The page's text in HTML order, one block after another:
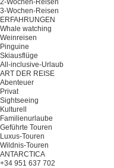
2-Wochen-Reisen
3-Wochen-Reisen
ERFAHRUNGEN
Whale watching
Weinreisen
Pinguine
Skiausflüge
All-inclusive-Urlaub
ART DER REISE
Abenteuer
Privat
Sightseeing
Kulturell
Familienurlaube
Geführte Touren
Luxus-Touren
Wildnis-Touren
ANTARCTICA
+34 951 637 702